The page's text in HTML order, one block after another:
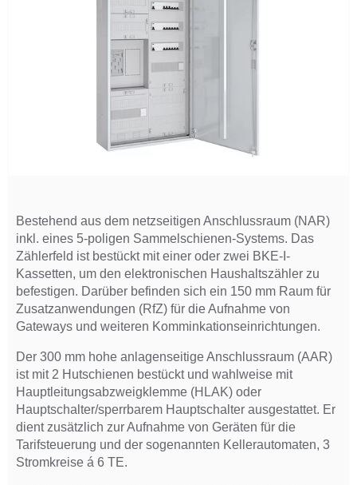
Bestehend aus dem netzseitigen Anschlussraum (NAR)
inkl. eines 5-poligen Sammelschienen-Systems. Das
Zählerfeld ist bestückt mit einer oder zwei BKE-I-
Kassetten, um den elektronischen Haushaltszähler zu
befestigen. Darüber befinden sich ein 150 mm Raum für
Zusatzanwendungen (RfZ) für die Aufnahme von
Gateways und weiteren Komminkationseinrichtungen.
Der 300 mm hohe anlagenseitige Anschlussraum (AAR)
ist mit 2 Hutschienen bestückt und wahlweise mit
Hauptleitungsabzweigklemme (HLAK) oder
Hauptschalter/sperrbarem Hauptschalter ausgestattet. Er
dient zusätzlich zur Aufnahme von Geräten für die
Tarifsteuerung und der sogenannten Kellerautomaten, 3
Stromkreise á 6 TE.